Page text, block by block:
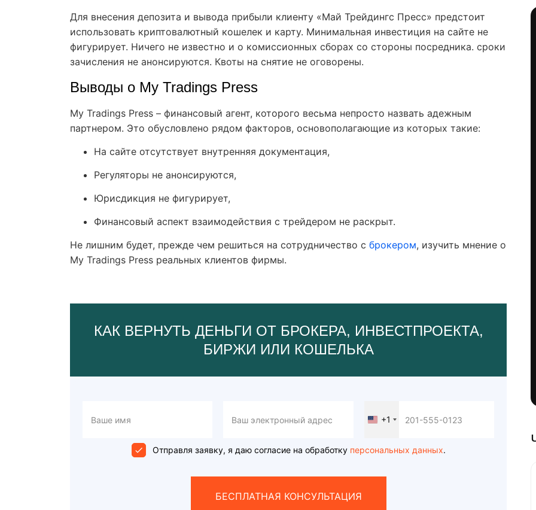
Для внесения депозита и вывода прибыли клиенту «Май Трейдингс Пресс» предстоит
использовать криптовалютный кошелек и карту. Минимальная инвестиция на сайте не
фигурирует. Ничего не известно и о комиссионных сборах со стороны посредника. сроки
зачисления не анонсируются. Квоты на снятие не оговорены.
Выводы о My Tradings Press
My Tradings Press – финансовый агент, которого весьма непросто назвать адежным
партнером. Это обусловлено рядом факторов, основополагающие из которых такие:
На сайте отсутствует внутренняя документация,
Регуляторы не анонсируются,
Юрисдикция не фигурирует,
Финансовый аспект взаимодействия с трейдером не раскрыт.
Не лишним будет, прежде чем решиться на сотрудничество с брокером, изучить мнение о
My Tradings Press реальных клиентов фирмы.
КАК ВЕРНУТЬ ДЕНЬГИ ОТ БРОКЕРА, ИНВЕСТПРОЕКТА,
БИРЖИ ИЛИ КОШЕЛЬКА
United
+1
+1
Отправля заявку, я даю согласие на обработкуперсональных данных.
БЕСПЛАТНАЯ КОНСУЛЬТАЦИЯ